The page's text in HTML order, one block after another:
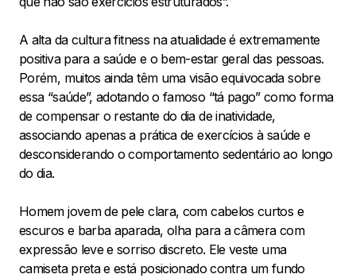
A alta da cultura fitness na atualidade é extremamente
positiva para a saúde e o bem-estar geral das pessoas.
Porém, muitos ainda têm uma visão equivocada sobre
essa “saúde”, adotando o famoso “tá pago” como forma
de compensar o restante do dia de inatividade,
associando apenas a prática de exercícios à saúde e
desconsiderando o comportamento sedentário ao longo
do dia.
Homem jovem de pele clara, com cabelos curtos e
escuros e barba aparada, olha para a câmera com
expressão leve e sorriso discreto. Ele veste uma
camiseta preta e está posicionado contra um fundo